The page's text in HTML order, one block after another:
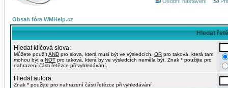
Obsah fóra WMHelp.cz
Hledat
Hledat klíčová slova:
Můžete použítAND pro slova, která musí být ve výsledcích, OR pro taková, která tam
mohou být a NOT pro taková, která by ve výsledcích neměla být. Znak * použijte pro
nahrazení části řetězce při vyhledávání.
Hledat autora:
Znak * použijte pro nahrazení části řetězce při vyhledávání